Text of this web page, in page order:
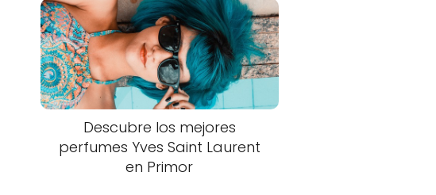
Descubre los mejores
perfumes Yves Saint Laurent
en Primor